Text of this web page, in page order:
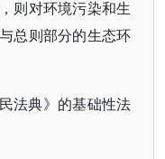
则对环境污染和生
总则部分的生态环
法典》的基础性法